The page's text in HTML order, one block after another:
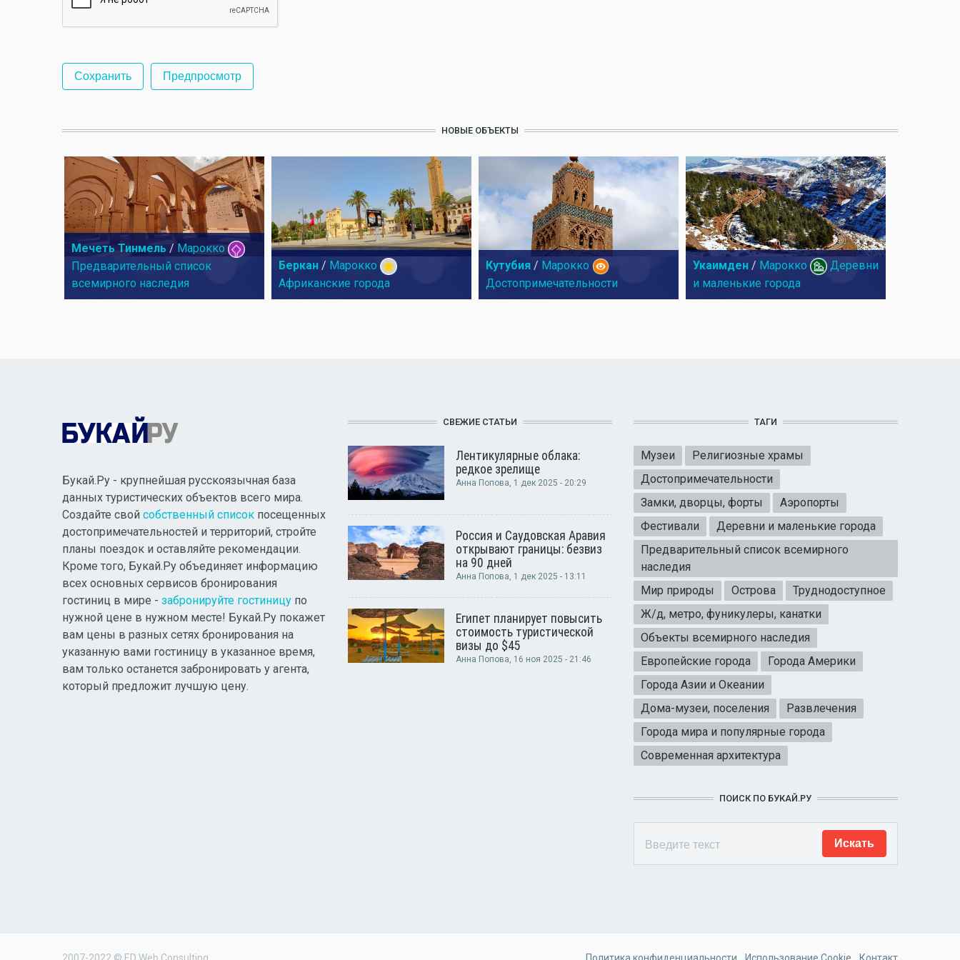
НОВЫЕ ОБЪЕКТЫ
Мечеть Тинмель / Марокко
Предварительный список
всемирного наследия
Беркан / Марокко
Африканские города
Кутубия / Марокко
Достопримечательности
Укаимден / Марокко
Деревни
и маленькие города
Букай.Ру - крупнейшая русскоязычная база
данных туристических объектов всего мира.
Создайте свой собственный список посещенных
достопримечательностей и территорий, стройте
планы поездок и оставляйте рекомендации.
Кроме того, Букай.Ру объединяет информацию
всех основных сервисов бронирования
гостиниц в мире - забронируйте гостиницу по
нужной цене в нужном месте! Букай.Ру покажет
вам цены в разных сетях бронирования на
указанную вами гостиницу в указанное время,
вам только останется забронировать у агента,
который предложит лучшую цену.
СВЕЖИЕ СТАТЬИ
Лентикулярные облака:
редкое зрелище
Анна Попова, 1 дек 2025 - 20:29
Россия и Саудовская Аравия
открывают границы: безвиз
на 90 дней
Анна Попова, 1 дек 2025 - 13:11
Египет планирует повысить
стоимость туристической
визы до $45
Анна Попова, 16 ноя 2025 - 21:46
ТАГИ
Музеи
Религиозные храмы
Достопримечательности
Замки, дворцы, форты
Аэропорты
Фестивали
Деревни и маленькие города
Предварительный список всемирного
наследия
Мир природы
Острова
Труднодоступное
Ж/д, метро, фуникулеры, канатки
Объекты всемирного наследия
Европейские города
Города Америки
Города Азии и Океании
Дома-музеи, поселения
Развлечения
Города мира и популярные города
Современная архитектура
ПОИСК ПО БУКАЙ.РУ